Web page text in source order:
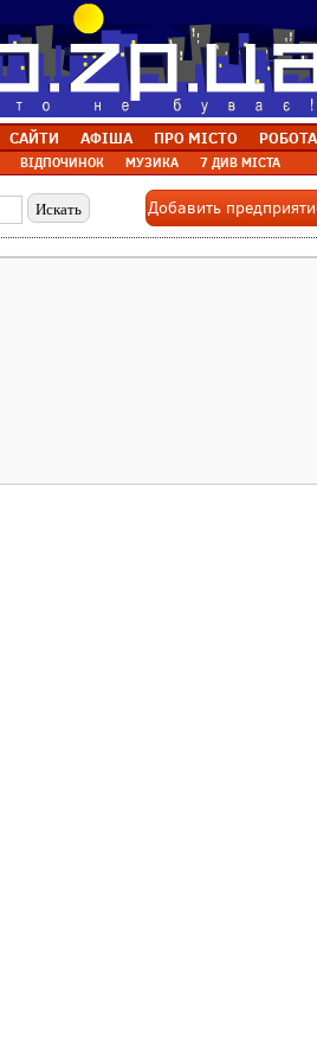
САЙТИ АФІША ПРО МІСТО РОБОТА
ВІДПОЧИНОК МУЗИКА 7 ДИВ МІСТА
Добавить